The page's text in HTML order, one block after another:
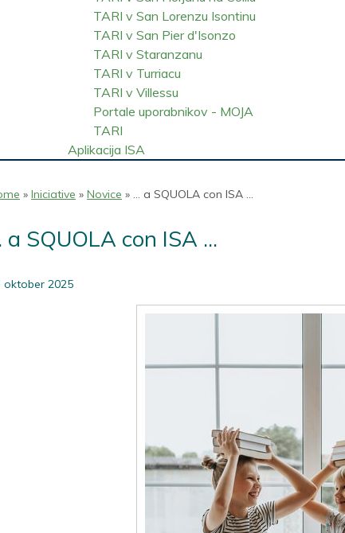
TARI v San Lorenzu Isontinu
TARI v San Pier d'Isonzo
TARI v Staranzanu
TARI v Turriacu
TARI v Villessu
Portale uporabnikov - MOJA
TARI
Aplikacija ISA
» Iniciative » Novice » ... a SQUOLA con ISA ...
a SQUOLA con ISA ...
oktober 2025